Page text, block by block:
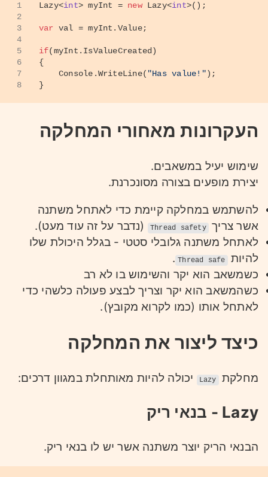
1
2
3
4
5
6
7
8
Lazy<int> myInt = new Lazy<int>();
var val = myInt.Value;
if(myInt.IsValueCreated)
{
    Console.WriteLine(
"Has value!");
}
העקרונות מאחורי המחלקה
שימוש יעיל במשאבים.
יצירת מופעים בצורה מסונכרנת.
להשתמש במחלקה קיימת כדי לאתחל משתנה
אשר צריך Thread safety
(נדבר על זה עוד מעט).
לאתחל משתנה גלובלי סטטי - בגלל היכולת שלו
להיות Thread safe
.
כשמשאב הוא יקר והשימוש בו לא רב
כשהמשאב הוא יקר וצריך לבצע פעולה כלשהי כדי
לאתחל אותו (כמו לקרוא מקובץ).
כיצד ליצור את המחלקה
מחלקת Lazy יכולה להיות מאותחלת במגוון דרכים:
Lazy - בנאי ריק
הבנאי הריק יוצר משתנה אשר יש לו בנאי ריק.